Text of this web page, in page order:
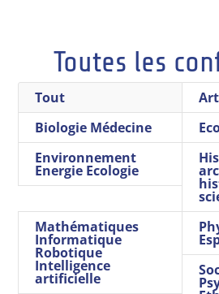
Toutes les
Tout
Biologie Médecine
Environnement
Energie Ecologie
Mathématiques
Informatique
Robotique
Intelligence
artificielle